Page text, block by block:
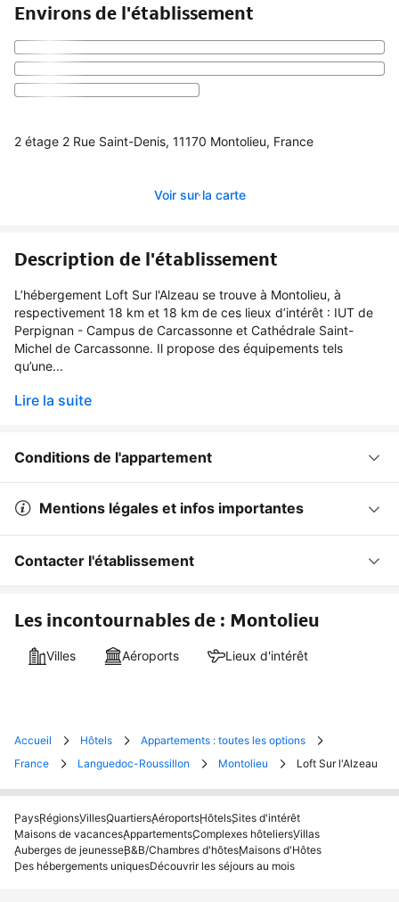
Environs de l'établissement
2 étage 2 Rue Saint-Denis, 11170 Montolieu, France
Voir sur la carte
Description de l'établissement
L’hébergement Loft Sur l'Alzeau se trouve à Montolieu, à
respectivement 18 km et 18 km de ces lieux d’intérêt : IUT de
Perpignan - Campus de Carcassonne et Cathédrale Saint-
Michel de Carcassonne. Il propose des équipements tels
qu’une...
Lire la suite
Conditions de l'appartement
Mentions légales et infos importantes
Contacter l'établissement
Les incontournables de : Montolieu
Villes Aéroports Lieux d'intérêt
Accueil Hôtels
Appartements : toutes les options
France
Languedoc-Roussillon Montolieu Loft Sur l'Alzeau
PaysRégionsVillesQuartiersAéroportsHôtelsSites d'intérêt
Maisons de vacancesAppartementsComplexes hôteliersVillas
Auberges de jeunesseB&B/Chambres d'hôtesMaisons d'Hôtes
Des hébergements uniquesDécouvrir les séjours au mois